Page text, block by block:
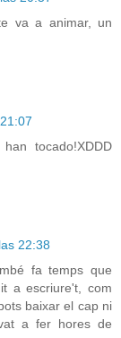
va a animar, un
tocado!XDDD
22:38
fa temps que
a escriure't, com
baixar el cap ni
a fer hores de